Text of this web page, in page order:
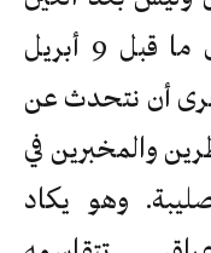
أين!! فالعراق الآن ليس عراق ما قبل 9 أبريل
أن نتحدث عن
والمخبرين في
وهو يكاد